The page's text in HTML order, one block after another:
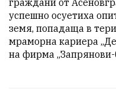
граждани от
успешно осуетиха
земя, попадаща в
мраморна кариера
на фирма „Запрянови-